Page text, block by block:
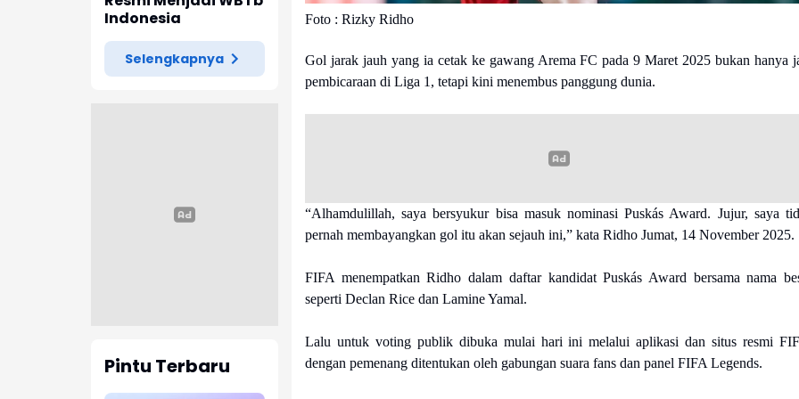
Indonesia
Selengkapnya
Pintu Terbaru
Foto : Rizky Ridho
Gol jarak jauh yang ia cetak ke gawang Arema FC pada 9 Maret 2025 bukan hanya
pembicaraan di Liga 1, tetapi kini menembus panggung dunia.
“Alhamdulillah, saya bersyukur bisa masuk nominasi Puskás Award. Jujur, saya
pernah membayangkan gol itu akan sejauh ini,” kata Ridho Jumat, 14 November 2025.
FIFA menempatkan Ridho dalam daftar kandidat Puskás Award bersama nama
seperti Declan Rice dan Lamine Yamal.
Lalu untuk voting publik dibuka mulai hari ini melalui aplikasi dan situs resmi
dengan pemenang ditentukan oleh gabungan suara fans dan panel FIFA Legends.